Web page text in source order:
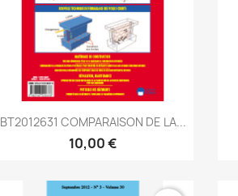
 Aperçu rapide
BT2012631 COMPARAISON DE LA...
10,00 €